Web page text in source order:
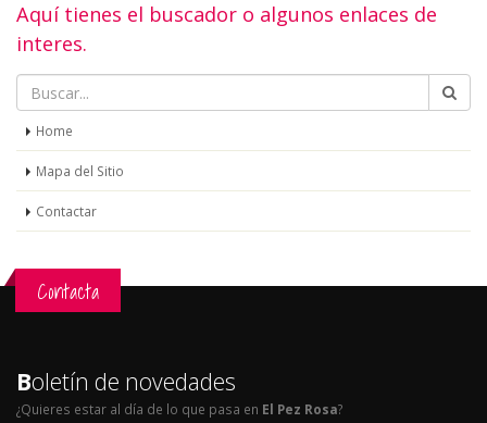
Aquí tienes el buscador o algunos enlaces de
interes.
Home
Mapa del Sitio
Contactar
Contacta
Boletín de novedades
¿Quieres estar al día de lo que pasa en El Pez Rosa?